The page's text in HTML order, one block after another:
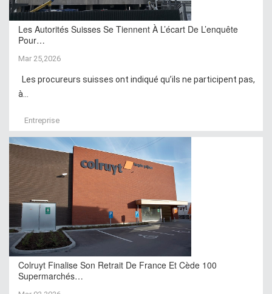
Les Autorités Suisses Se Tiennent À L’écart De L’enquête
Pour…
Mar 25,2026
Les procureurs suisses ont indiqué qu’ils ne participent pas,
à...
Entreprise
Colruyt Finalise Son Retrait De France Et Cède 100
Supermarchés…